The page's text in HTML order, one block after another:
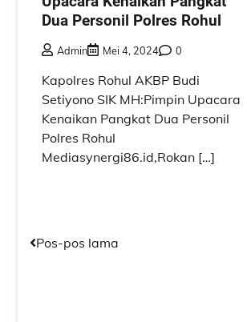
Dua Personil Polres Rohul
Admin Mei 4, 2024 0
Kapolres Rohul AKBP Budi
Setiyono SIK MH:Pimpin Upacara
Kenaikan Pangkat Dua Personil
Polres Rohul
Mediasynergi86.id,Rokan […]
Navigasi
Pos-pos lama